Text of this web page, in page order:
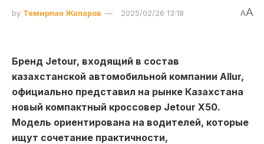
by Темирлан Жапаров 2025/02/26 13:18 AA
Бренд Jetour, входящий в состав
казахстанской автомобильной компании Allur,
официально представил на рынке Казахстана
новый компактный кроссовер Jetour X50.
Модель ориентирована на водителей, которые
ищут сочетание практичности,